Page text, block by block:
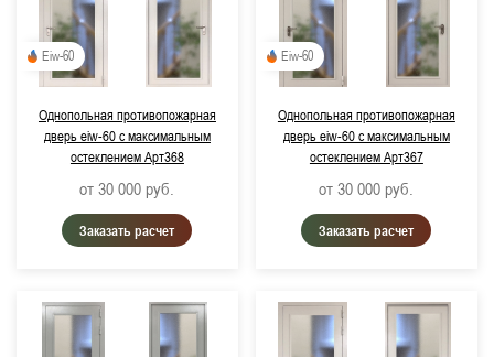
Eiw-60
Однопольная противопожарная
дверь eiw-60 с максимальным
остеклением Арт368
от 30 000 руб.
Заказать расчет
Eiw-60
Однопольная противопожарная
дверь eiw-60 с максимальным
остеклением Арт367
от 30 000 руб.
Заказать расчет